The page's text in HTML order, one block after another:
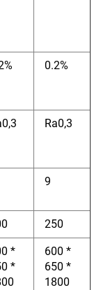
0.2%
Ra0,3
9
250
*
*
600 *
650 *
1800